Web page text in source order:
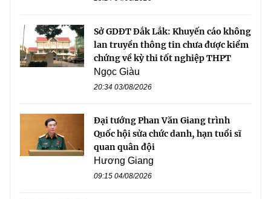
Sở GDĐT Đắk Lắk: Khuyến cáo không
lan truyền thông tin chưa được kiểm
chứng về kỳ thi tốt nghiệp THPT
Ngọc Giàu
20:34 03/08/2026
Đại tướng Phan Văn Giang trình
Quốc hội sửa chức danh, hạn tuổi sĩ
quan quân đội
Hương Giang
09:15 04/08/2026